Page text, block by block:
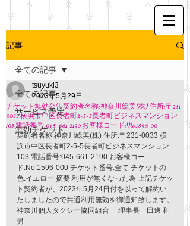
記事
全ての記事
サービス予定
無効チケット
全ての記事
チケット無効公告契約者名称:神奈川総美(株) 住所:〒231-
0033 横浜市中区長者町2-5-5長者町ビジネスマンション
103 電話番号:045-661-2190 お客様コード:No.1596-00
tsuyuki3
2023年5月29日
契約者名称:神奈川総美(株) 住所:〒231-0033 横
浜市中区長者町2-5-5長者町ビジネスマンション
103 電話番号:045-661-2190 お客様コー
ド:No.1596-000 チケット番号:全て チケットの
色:イエロー 摘要:利用が無くなった為 上記チケッ
ト契約者が、2023年5月24日付を以って解約い
たしましたので共通利用無効を御通知致します。
神奈川個人タクシー協同組合 　理事長　田邊 和
男